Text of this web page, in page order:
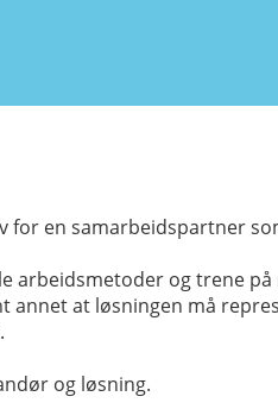
for en samarbeidspartner
arbeidsmetoder og trene
at løsningen må
og løsning.